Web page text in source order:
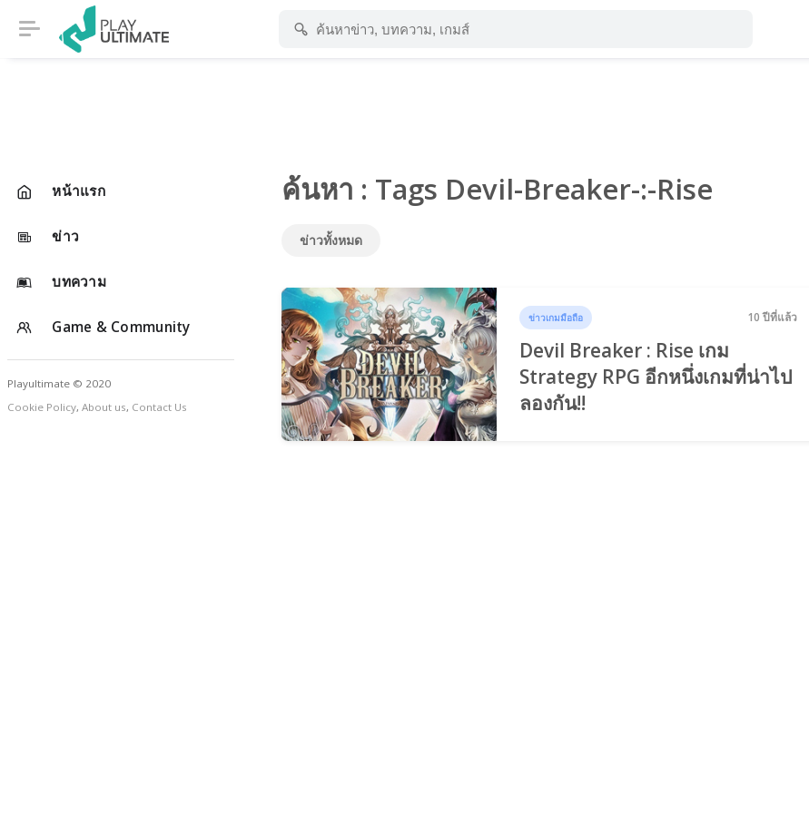
หน้าแรก
ข่าว
บทความ
Game & Community
Playultimate © 2020
Cookie Policy, About us, Contact Us
ค้นหา : Tags Devil-Breaker-:-Rise
ข่าวทั้งหมด
ข่าวเกมมือถือ 10 ปีที่แล้ว
Devil Breaker : Rise เกม
Strategy RPG อีกหนึ่งเกมที่น่าไป
ลองกัน!!